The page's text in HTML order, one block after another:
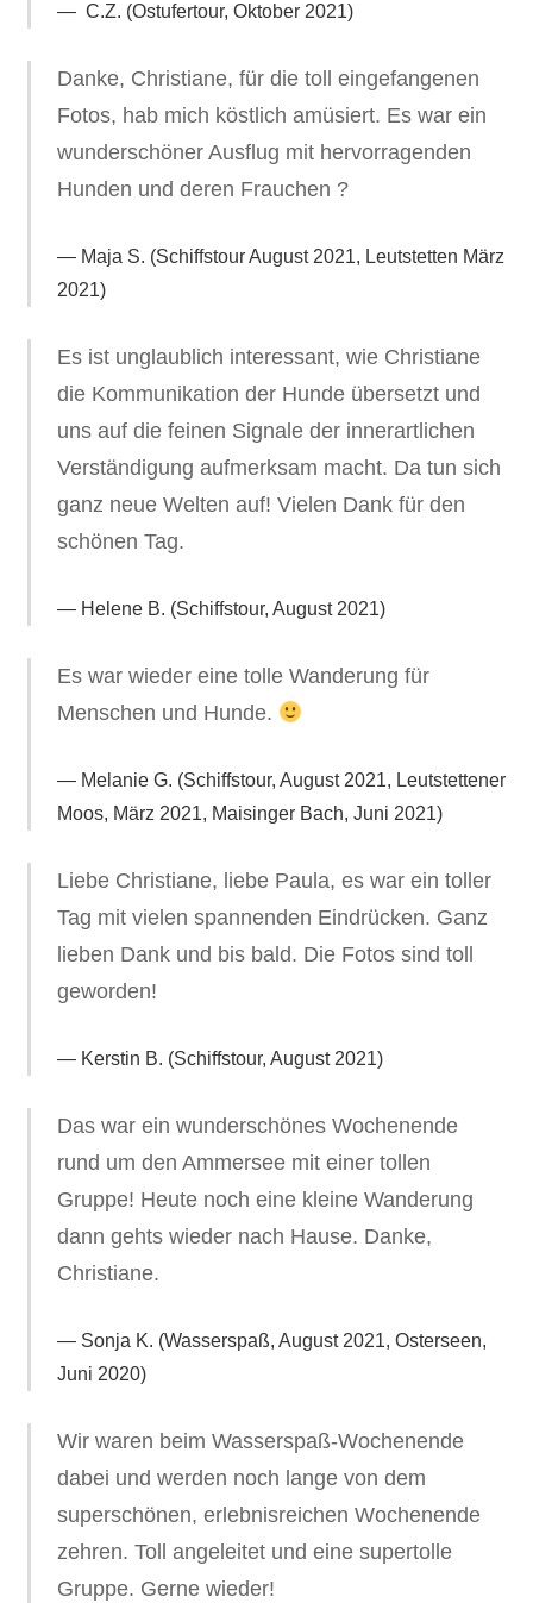
C.Z. (Ostufertour, Oktober 2021)
Danke, Christiane, für die toll eingefangenen
Fotos, hab mich köstlich amüsiert. Es war ein
wunderschöner Ausflug mit hervorragenden
Hunden und deren Frauchen ?
Maja S. (Schiffstour August 2021, Leutstetten März
2021)
Es ist unglaublich interessant, wie Christiane
die Kommunikation der Hunde übersetzt und
uns auf die feinen Signale der innerartlichen
Verständigung aufmerksam macht. Da tun sich
ganz neue Welten auf! Vielen Dank für den
schönen Tag.
Helene B. (Schiffstour, August 2021)
Es war wieder eine tolle Wanderung für
Menschen und Hunde.
Melanie G. (Schiffstour, August 2021, Leutstettener
Moos, März 2021, Maisinger Bach, Juni 2021)
Liebe Christiane, liebe Paula, es war ein toller
Tag mit vielen spannenden Eindrücken. Ganz
lieben Dank und bis bald. Die Fotos sind toll
geworden!
Kerstin B. (Schiffstour, August 2021)
Das war ein wunderschönes Wochenende
rund um den Ammersee mit einer tollen
Gruppe! Heute noch eine kleine Wanderung
dann gehts wieder nach Hause. Danke,
Christiane.
Sonja K. (Wasserspaß, August 2021, Osterseen,
Juni 2020)
Wir waren beim Wasserspaß-Wochenende
dabei und werden noch lange von dem
superschönen, erlebnisreichen Wochenende
zehren. Toll angeleitet und eine supertolle
Gruppe. Gerne wieder!